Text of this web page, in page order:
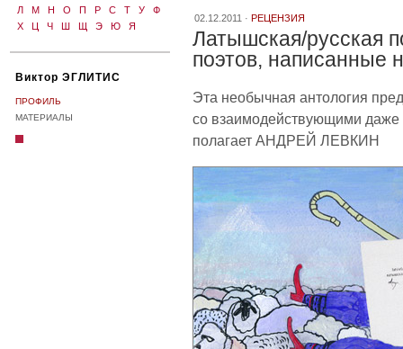
Л
М Н О П Р С Т У
Ф
Х
Ц Ч Ш Щ Э Ю Я
Виктор ЭГЛИТИС
ПРОФИЛЬ
МАТЕРИАЛЫ
02.12.2011 · РЕЦЕНЗИЯ
Латышская/русская
поэтов, написанные
Эта необычная антология
со взаимодействующими даже
полагает АНДРЕЙ ЛЕВКИН